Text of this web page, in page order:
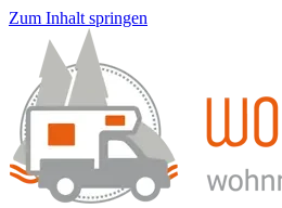
Zum Inhalt springen